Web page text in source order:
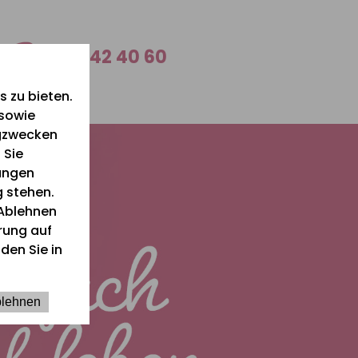
zu bieten.
stehen.
auf
Sie in
0 26 42 40 60